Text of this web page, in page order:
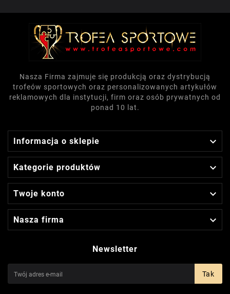
Nasza Firma zajmuje się produkcją oraz dystrybucją
trofeów sportowych oraz personalizowanych artykułów
reklamowych dla instytucji, firm oraz osób prywatnych od
ponad 10 lat.
Informacja o sklepie 
Kategorie produktów 
Twoje konto 
Nasza firma 
Newsletter
Tak